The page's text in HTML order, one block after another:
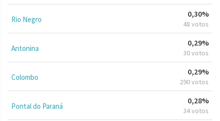
Rio Negro
0,30%
48 votos
Antonina
0,29%
30 votos
Colombo
0,29%
290 votos
Pontal do Paraná
0,28%
34 votos